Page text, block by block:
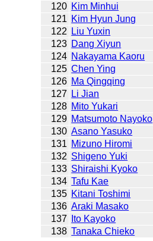
120 Kim Minhui
121 Kim Hyun Jung
122
Liu Yuxin
123 Dang Xiyun
124 Nakayama Kaoru
125 Chen Ying
126 Ma Qingqing
127
Li Jian
128 Mito Yukari
129 Matsumoto Nayoko
130 Asano Yasuko
131 Mizuno Hiromi
132 Shigeno Yuki
133 Shiraishi Kyoko
134 Tafu Kae
135 Kitani Toshimi
136 Araki Masako
137
Ito Kayoko
138 Tanaka Chieko